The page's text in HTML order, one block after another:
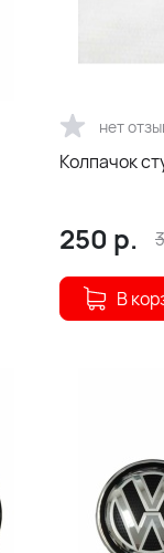
нет
Колпачок
250 р.
В